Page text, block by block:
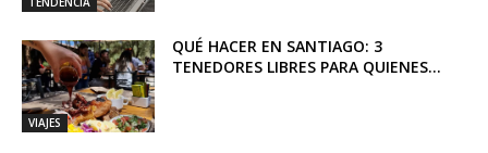
VIAJES
QUÉ HACER EN SANTIAGO: 3
TENEDORES LIBRES PARA QUIENES...